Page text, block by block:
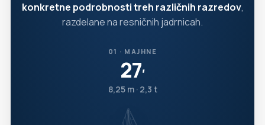
konkretne podrobnosti treh različnih razredov,
razdelane na resničnih jadrnicah.
01 · MAJHNE
27′
8,25 m · 2,3 t